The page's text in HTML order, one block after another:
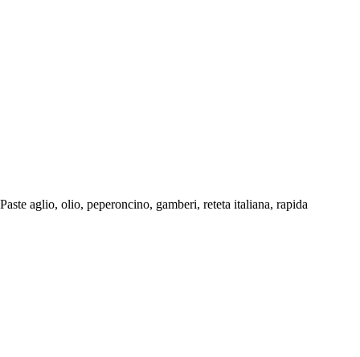
Paste aglio, olio, peperoncino, gamberi, reteta italiana, rapida